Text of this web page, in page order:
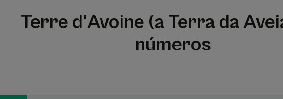
Terre d'Avoine (a Terra da
números